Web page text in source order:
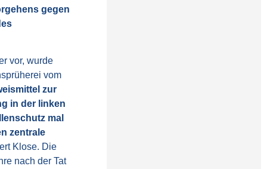
gegen
vor, wurde
vom
zur
in der linken
mal
zentrale
Klose. Die
nach der Tat